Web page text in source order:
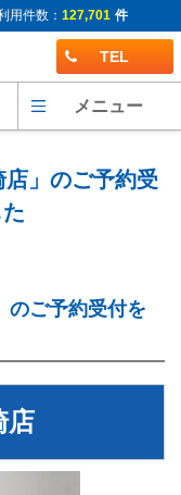
用件数： 127,701 件
TEL
メニュー
」のご予約受
のご予約受付を
店